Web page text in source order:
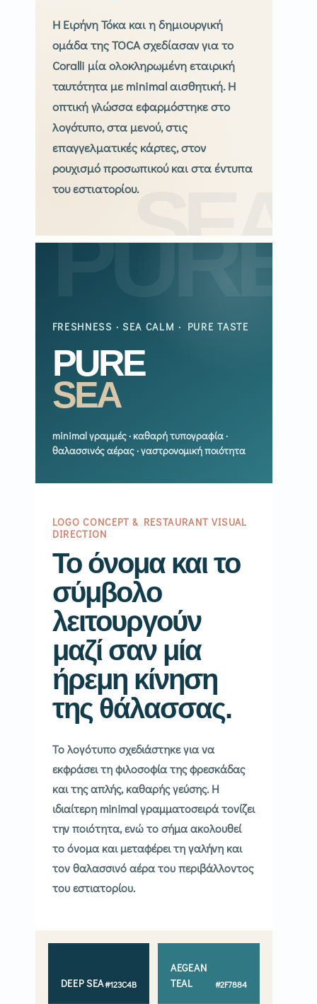
Η Ειρήνη Τόκα και η δημιουργική
ομάδα της TOCA σχεδίασαν για το
Coralli μία ολοκληρωμένη εταιρική
ταυτότητα με minimal αισθητική. Η
οπτική γλώσσα εφαρμόστηκε στο
λογότυπο, στα μενού, στις
επαγγελματικές κάρτες, στον
ρουχισμό προσωπικού και στα έντυπα
του εστιατορίου.
FRESHNESS · SEA CALM · PURE TASTE
PURE
SEA
minimal γραμμές · καθαρή τυπογραφία ·
θαλασσινός αέρας · γαστρονομική ποιότητα
LOGO CONCEPT & RESTAURANT VISUAL
DIRECTION
Το όνομα και το
σύμβολο
λειτουργούν
μαζί σαν μία
ήρεμη κίνηση
της θάλασσας.
Το λογότυπο σχεδιάστηκε για να
εκφράσει τη φιλοσοφία της φρεσκάδας
και της απλής, καθαρής γεύσης. Η
ιδιαίτερη minimal γραμματοσειρά τονίζει
την ποιότητα, ενώ το σήμα ακολουθεί
το όνομα και μεταφέρει τη γαλήνη και
τον θαλασσινό αέρα του περιβάλλοντος
του εστιατορίου.
DEEP SEA#123C4B
AEGEAN
TEAL
#2F7884